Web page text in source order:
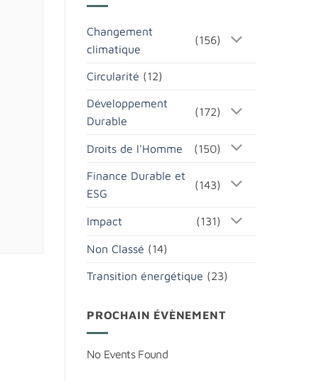
Changement
climatique
(156)
Circularité (12)
Développement
Durable
(172)
Droits de l'Homme (150)
Finance Durable et
ESG
(143)
Impact (131)
Non Classé (14)
Transition énergétique (23)
PROCHAIN ÉVÈNEMENT
No Events Found